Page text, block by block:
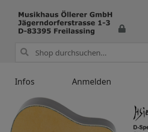
Infos Anmelden